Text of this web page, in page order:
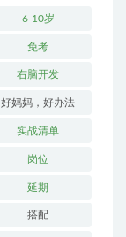
6-10岁
免考
右脑开发
好妈妈，好办法
实战清单
岗位
延期
搭配